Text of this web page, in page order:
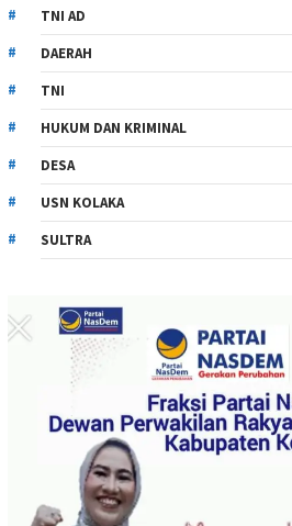
TNI AD
DAERAH
TNI
HUKUM DAN KRIMINAL
DESA
USN KOLAKA
SULTRA